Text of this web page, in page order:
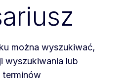
można wyszukiwać,
wyszukiwania lub